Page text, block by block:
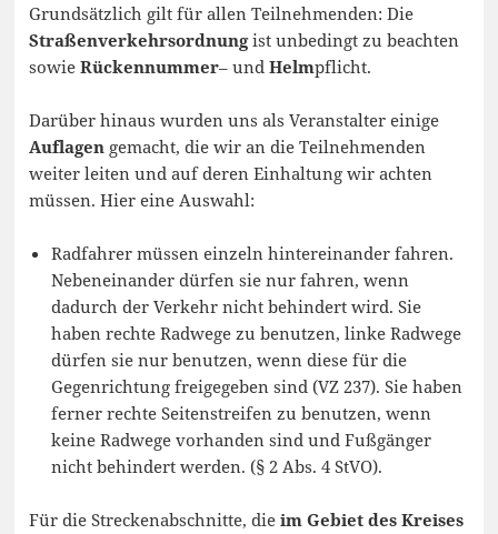
Grundsätzlich gilt für allen Teilnehmenden: Die
Straßenverkehrsordnungist unbedingt zu beachten
sowieRückennummer– undHelmpflicht.
Darüber hinaus wurden uns als Veranstalter einige
Auflagen gemacht, die wir an die Teilnehmenden
weiter leiten und auf deren Einhaltung wir achten
müssen. Hier eine Auswahl:
Radfahrer müssen einzeln hintereinander fahren.
Nebeneinander dürfen sie nur fahren, wenn
dadurch der Verkehr nicht behindert wird. Sie
haben rechte Radwege zu benutzen, linke Radwege
dürfen sie nur benutzen, wenn diese für die
Gegenrichtung freigegeben sind (VZ 237). Sie haben
ferner rechte Seitenstreifen zu benutzen, wenn
keine Radwege vorhanden sind und Fußgänger
nicht behindert werden. (§ 2 Abs. 4 StVO).
Für die Streckenabschnitte, dieim Gebiet des Kreises